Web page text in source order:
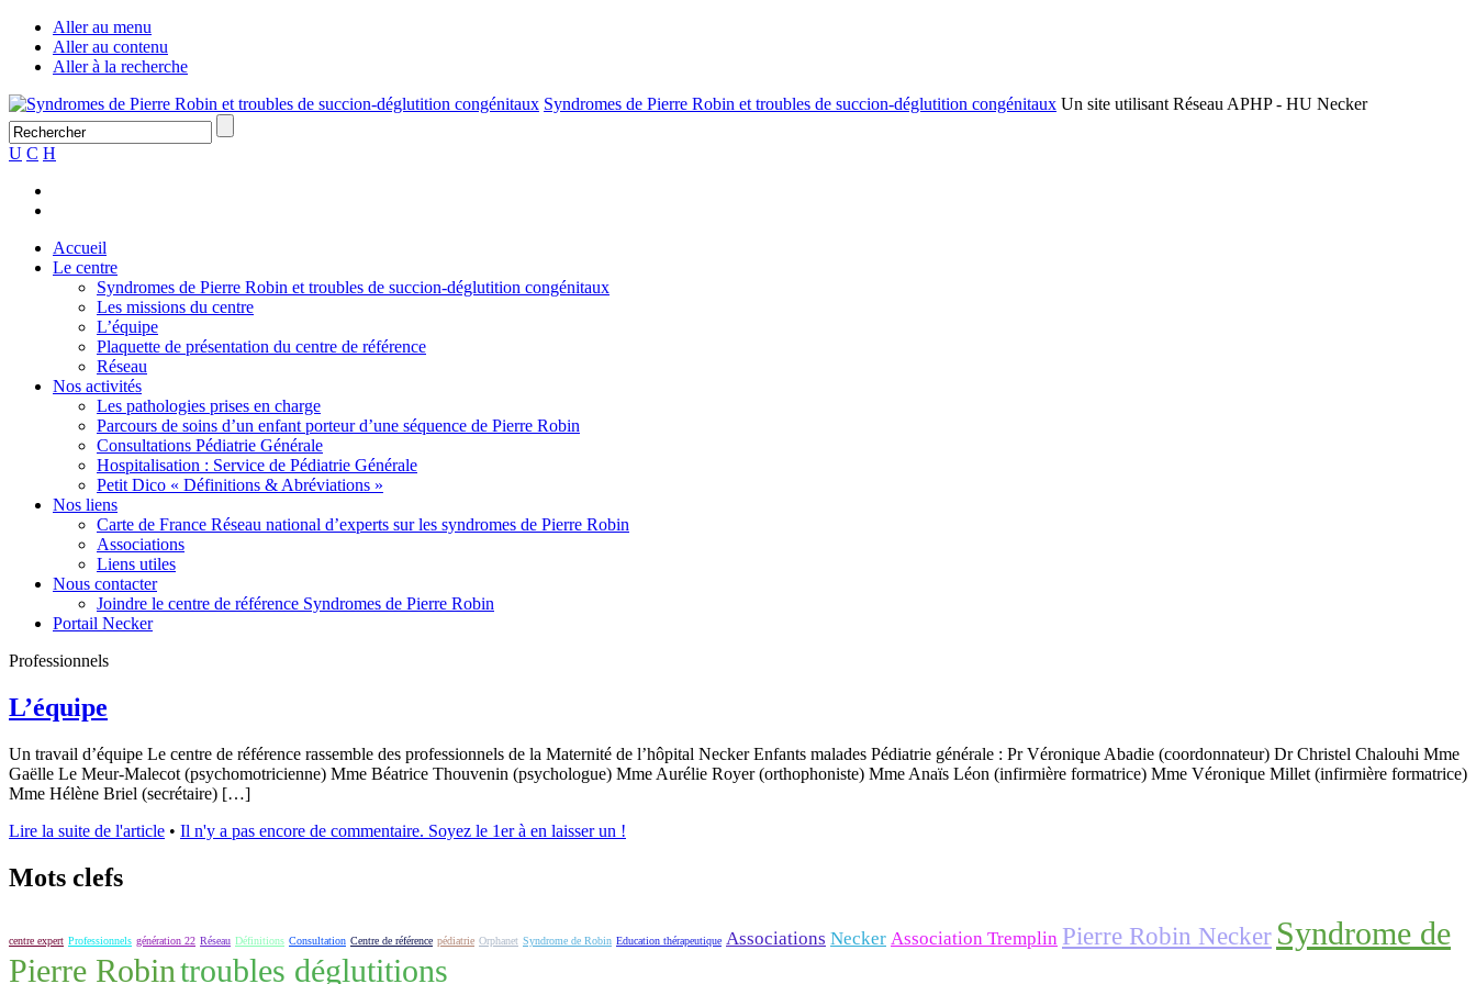
Aller au menu
Aller au contenu
Aller à la recherche
Syndromes de Pierre Robin et troubles de succion-déglutition congénitaux Un site utilisant Réseau APHP - HU Necker
U C H
Accueil
Le centre
Syndromes de Pierre Robin et troubles de succion-déglutition congénitaux
Les missions du centre
L’équipe
Plaquette de présentation du centre de référence
Réseau
Nos activités
Les pathologies prises en charge
Parcours de soins d’un enfant porteur d’une séquence de Pierre Robin
Consultations Pédiatrie Générale
Hospitalisation : Service de Pédiatrie Générale
Petit Dico « Définitions & Abréviations »
Nos liens
Carte de France Réseau national d’experts sur les syndromes de Pierre Robin
Associations
Liens utiles
Nous contacter
Joindre le centre de référence Syndromes de Pierre Robin
Portail Necker
Professionnels
L’équipe
Un travail d’équipe Le centre de référence rassemble des professionnels de la Maternité de l’hôpital Necker Enfants malades Pédiatrie générale : Pr Véronique Abadie (coordonnateur) Dr Christel Chalouhi Mme
Gaëlle Le Meur-Malecot (psychomotricienne) Mme Béatrice Thouvenin (psychologue) Mme Aurélie Royer (orthophoniste) Mme Anaïs Léon (infirmière formatrice) Mme Véronique Millet (infirmière formatrice)
Mme Hélène Briel (secrétaire) […]
Lire la suite de l'article • Il n'y a pas encore de commentaire. Soyez le 1er à en laisser un !
Mots clefs
centre expert Professionnels génération 22 Réseau Définitions Consultation Centre de référence pédiatrie Orphanet Syndrome de Robin Education thérapeutique Associations Necker Association Tremplin Pierre Robin Necker Syndrome de
Pierre Robintroubles déglutitions